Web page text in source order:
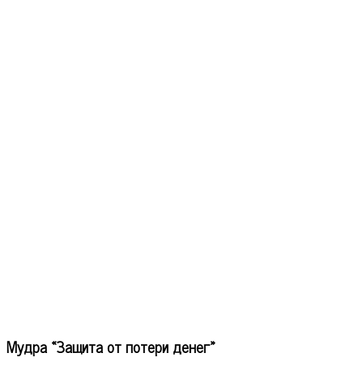
Мудра «Защита от потери денег»